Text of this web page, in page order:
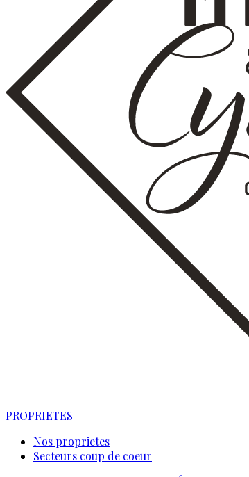
PROPRIETES
Nos proprietes
Secteurs coup de coeur